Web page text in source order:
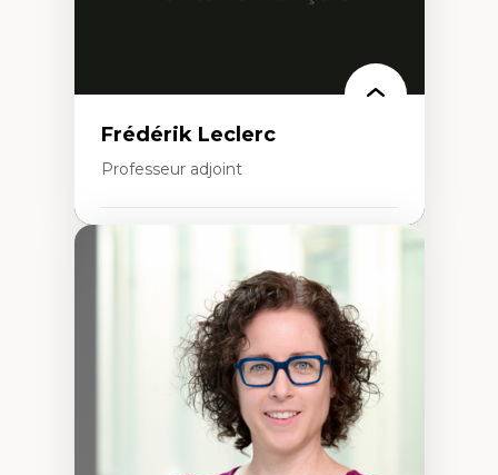
Frédérik Leclerc
Professeur adjoint
Théories et pratiques de l’urbanisme
Urbanisme durable
Histoire de l’urbanisme
Théories sur la
territorialité/territorialisation